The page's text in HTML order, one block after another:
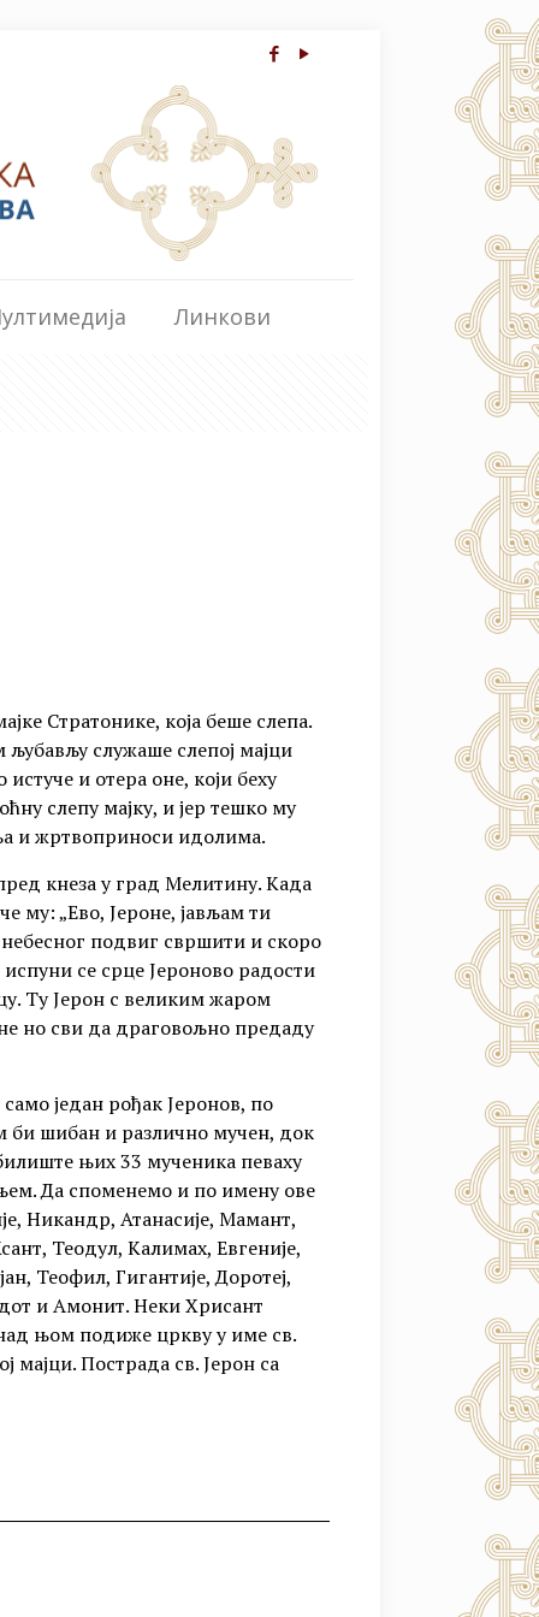
Линкови
Стратонике, која беше слепа.
служаше слепој мајци
истуче и отера оне, који беху
слепу мајку, и јер тешко му
и жртвоприноси идолима.
кнеза у град Мелитину. Када
му: „Ево, Јероне, јављам ти
подвиг свршити и скоро
се срце Јероново радости
Ту Јерон с великим жаром
но сви да драговољно предаду
један рођак Јеронов, по
би шибан и различно мучен, док
њих 33 мученика певаху
Да споменемо и по имену ове
Никандр, Атанасије, Мамант,
Теодул, Калимах, Евгеније,
Теофил, Гигантије, Доротеј,
и Амонит. Неки Хрисант
над њом подиже цркву у име св.
мајци. Пострада св. Јерон са